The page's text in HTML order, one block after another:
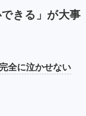
できる」が大事
完全に泣かせない